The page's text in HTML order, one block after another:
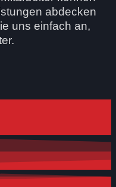
abdecken
uns einfach an,